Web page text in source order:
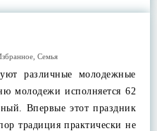
Семья
различные молодежные
молодежи исполняется 62
Впервые этот праздник
традиция практически не